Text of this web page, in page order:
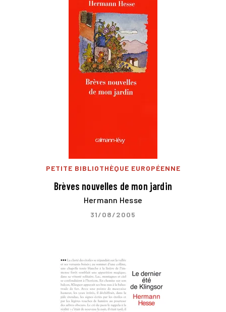
PETITE BIBLIOTHÈQUE EUROPÉENNE
Brèves nouvelles de mon jardin
Hermann Hesse
31/08/2005